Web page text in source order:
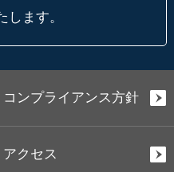
します。
コンプライアンス方針
アクセス